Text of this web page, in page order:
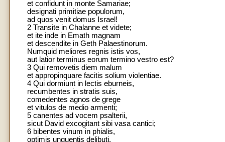
et confidunt in monte Samariae;
designati primitiae populorum,
ad quos venit domus Israel!
2 Transite in Chalanne et videte;
et ite inde in Emath magnam
et descendite in Geth Palaestinorum.
Numquid meliores regnis istis vos,
aut latior terminus eorum termino vestro est?
3 Qui removetis diem malum
et appropinquare facitis solium violentiae.
4 Qui dormiunt in lectis eburneis,
recumbentes in stratis suis,
comedentes agnos de grege
et vitulos de medio armenti;
5 canentes ad vocem psalterii,
sicut David excogitant sibi vasa cantici;
6 bibentes vinum in phialis,
optimis unguentis delibuti,